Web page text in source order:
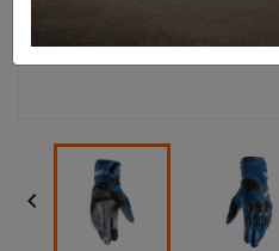
